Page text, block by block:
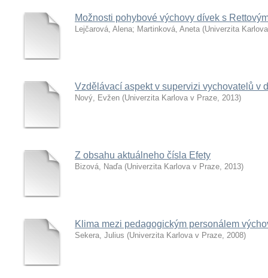
Možnosti pohybové výchovy dívek s
Lejčarová, Alena; Martinková, Aneta (Univerzita
Vzdělávací aspekt v supervizi vychovatelů v
Nový, Evžen (Univerzita Karlova v Praze, 2013)
Z obsahu aktuálneho čísla Efety
Bizová, Naďa (Univerzita Karlova v Praze, 2013)
Klima mezi pedagogickým personálem
Sekera, Julius (Univerzita Karlova v Praze, 2008)